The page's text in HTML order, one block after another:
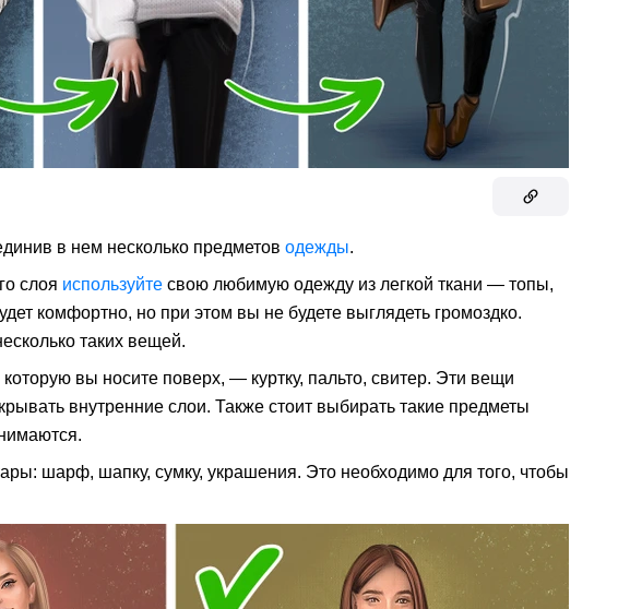
в нем несколько предметов одежды.
слоя используйте свою любимую одежду из легкой ткани — топы,
комфортно, но при этом вы не будете выглядеть громоздко.
таких вещей.
вы носите поверх, — куртку, пальто, свитер. Эти вещи
внутренние слои. Также стоит выбирать такие предметы
шарф, шапку, сумку, украшения. Это необходимо для того, чтобы